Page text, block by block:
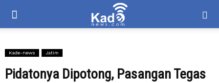
Kade-news Jatim
Pidatonya Dipotong, Pasangan Tegas